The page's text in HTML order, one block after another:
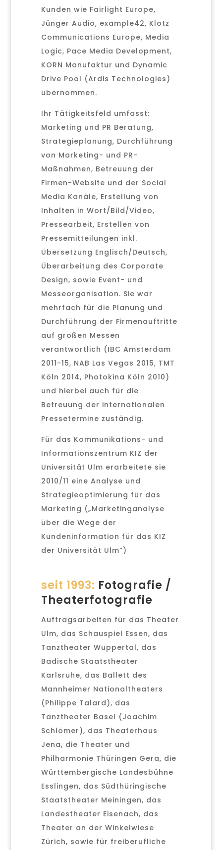
Kunden wie Fairlight Europe,
Jünger Audio, example42, Klotz
Communications Europe, Media
Logic, Pace Media Development,
KORN Manufaktur und Dynamic
Drive Pool (Ardis Technologies)
übernommen.
Ihr Tätigkeitsfeld umfasst:
Marketing und PR Beratung,
Strategieplanung, Durchführung
von Marketing- und PR-
Maßnahmen, Betreuung der
Firmen-Website und der Social
Media Kanäle, Erstellung von
Inhalten in Wort/Bild/Video,
Pressearbeit, Erstellen von
Pressemitteilungen inkl.
Übersetzung Englisch/Deutsch,
Überarbeitung des Corporate
Design, sowie Event- und
Messeorganisation. Sie war
mehrfach für die Planung und
Durchführung der Firmenauftritte
auf großen Messen
verantwortlich (IBC Amsterdam
2011-15, NAB Las Vegas 2015, TMT
Köln 2014, Photokina Köln 2010)
und hierbei auch für die
Betreuung der internationalen
Pressetermine zuständig.
Für das Kommunikations- und
Informationszentrum KIZ der
Universität Ulm erarbeitete sie
2010/11 eine Analyse und
Strategieoptimierung für das
Marketing („Marketinganalyse
über die Wege der
Kundeninformation für das KIZ
der Universität Ulm“)
seit 1993: Fotografie /
Theaterfotografie
Auftragsarbeiten für das Theater
Ulm, das Schauspiel Essen, das
Tanztheater Wuppertal, das
Badische Staatstheater
Karlsruhe, das Ballett des
Mannheimer Nationaltheaters
(Philippe Talard), das
Tanztheater Basel (Joachim
Schlömer), das Theaterhaus
Jena, die Theater und
Philharmonie Thüringen Gera, die
Württembergische Landesbühne
Esslingen, das Südthüringische
Staatstheater Meiningen, das
Landestheater Eisenach, das
Theater an der Winkelwiese
Zürich, sowie für freiberufliche